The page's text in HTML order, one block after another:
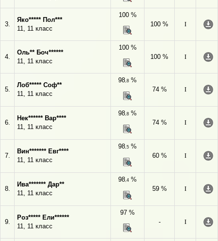
3.
Яко***** Пол***
11, 11 класс
100 %
100 %
I
4.
Оль** Боч******
11, 11 класс
100 %
100 %
I
5.
Лоб***** Соф**
11, 11 класс
98,8 %
74 %
I
6.
Нек****** Вар****
11, 11 класс
98,8 %
74 %
I
7.
Вин******* Евг****
11, 11 класс
98,5 %
60 %
I
8.
Ива******* Дар**
11, 11 класс
98,4 %
59 %
I
9.
Роз***** Ели******
11, 11 класс
97 %
-
I